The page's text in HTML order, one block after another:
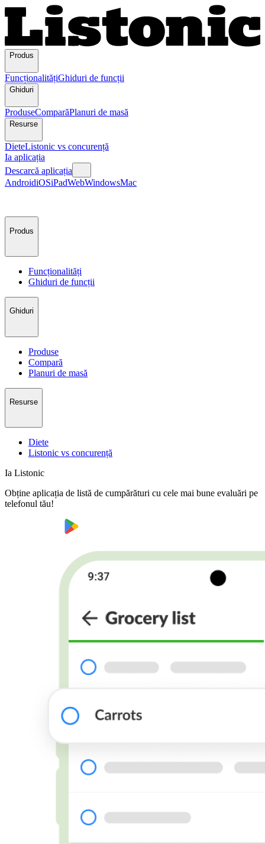
Produs
FuncționalitățiGhiduri de funcții
Ghiduri
ProduseComparăPlanuri de masă
Resurse
DieteListonic vs concurență
Ia aplicația
Descarcă aplicația
AndroidiOSiPadWebWindowsMac
Produs
Funcționalități
Ghiduri de funcții
Ghiduri
Produse
Compară
Planuri de masă
Resurse
Diete
Listonic vs concurență
Ia Listonic
Obține aplicația de listă de cumpărături cu cele mai bune evaluări pe
telefonul tău!